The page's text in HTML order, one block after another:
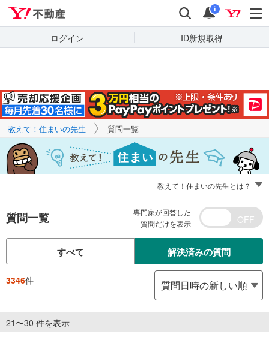
検索 通知
i
ログイン ID新規取得
キーワードで
質問を探す
教えて！住まいの先生 質問一覧
教えて！住まいの先生とは？
質問一覧
専門家が回答した
質問だけを表示
すべて 解決済みの質問
3346件
21〜30 件を表示